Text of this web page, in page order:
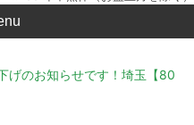
げのお知らせです！埼玉【80